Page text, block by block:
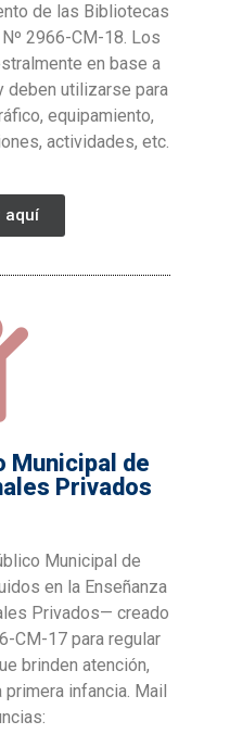
de las Bibliotecas
2966-CM-18. Los
en base a
deben utilizarse para
equipamiento,
actividades, etc.
aquí
Municipal de
Privados
Municipal de
en la Enseñanza
Privados— creado
CM-17 para regular
brinden atención,
infancia. Mail